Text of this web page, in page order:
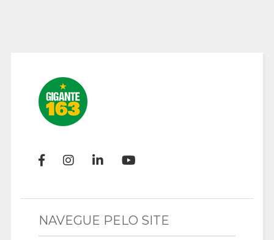
NAVEGUE PELO SITE